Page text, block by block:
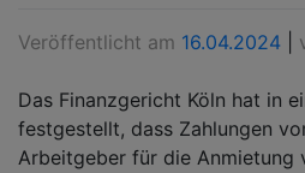
Veröffentlicht am 16.04.2024
Das Finanzgericht Köln hat in
festgestellt, dass Zahlungen
Arbeitgeber für die Anmietung